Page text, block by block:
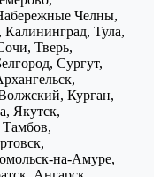
Челны,
Тула,
Тверь,
Сургут,
Курган,
Якутск,
на-Амуре,